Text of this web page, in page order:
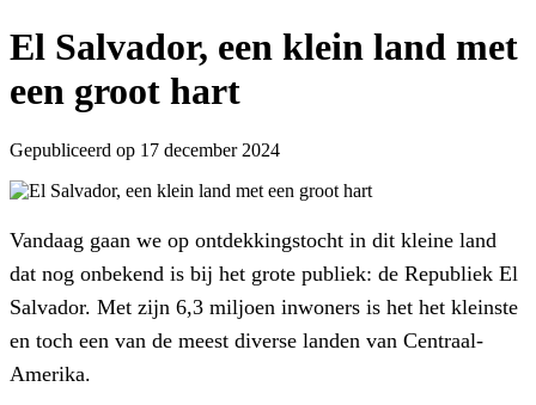
El Salvador, een klein land met
een groot hart
Gepubliceerd op 17 december 2024
Vandaag gaan we op ontdekkingstocht in dit kleine land
dat nog onbekend is bij het grote publiek: de Republiek El
Salvador. Met zijn 6,3 miljoen inwoners is het het kleinste
en toch een van de meest diverse landen van Centraal-
Amerika.